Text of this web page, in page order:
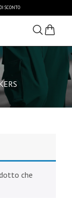
SCONTO
che